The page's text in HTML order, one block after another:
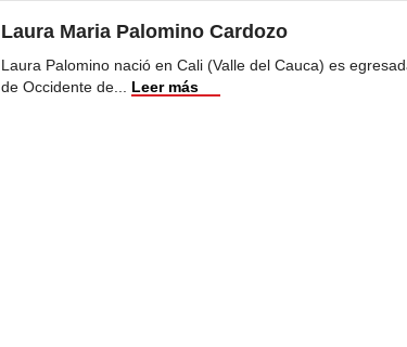
Laura Maria Palomino Cardozo
Laura Palomino nació en Cali (Valle del Cauca) es
de Occidente de
Leer más